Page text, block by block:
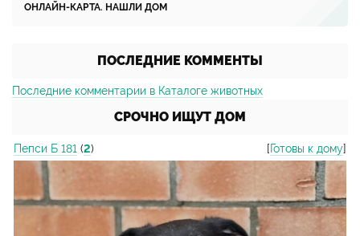
ОНЛАЙН-КАРТА. НАШЛИ ДОМ
ПОСЛЕДНИЕ КОММЕНТЫ
Последние комментарии в Каталоге животных
СРОЧНО ИЩУТ ДОМ
Пепси Б 181 (2) [Готовы к дому]